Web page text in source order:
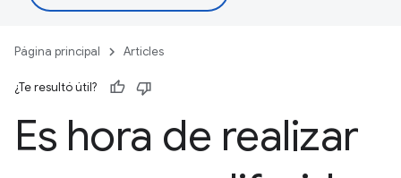
Página principal Articles
¿Te resultó útil?
Es hora de realizar